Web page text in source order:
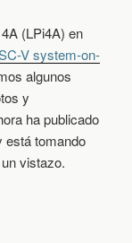
(LPi4A) en
V system-on-
algunos
y
ha publicado
está tomando
vistazo.